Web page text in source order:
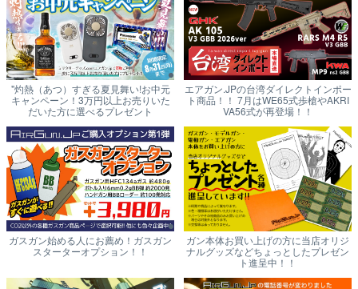
"灼熱（あつ）すぎる夏見舞い!お中元
キャンペーン！3万円以上お売りいた
だいた方に選べるプレゼント
エアガン.JPの台湾ダイレクトインポー
ト商品！！ 7月はWE65式歩槍やAKRI
VA56式が再登場！！
ガスガン始める人にお薦め！ガスガン
スターターオプション！！
ガン本体お買い上げの方に当店オリジ
ナルグッズなどちょっとしたプレゼン
ト進呈中！！